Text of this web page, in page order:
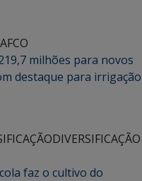
FCO
milhões para novos
destaque para irrigação
DIVERSIFICAÇÃO
faz o cultivo do